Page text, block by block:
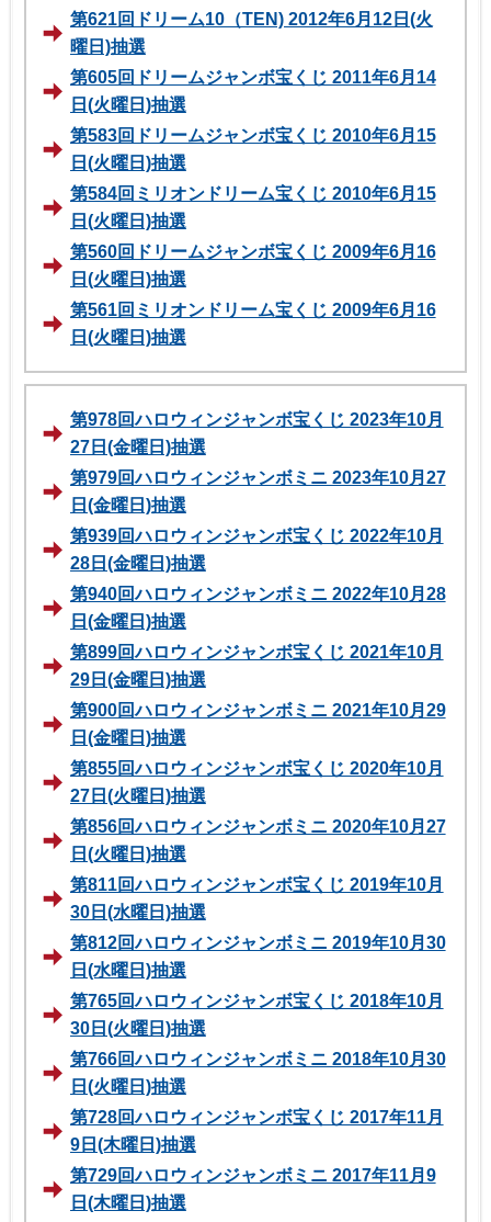
第621回ドリーム10（TEN) 2012年6月12日(火
曜日)抽選
第605回ドリームジャンボ宝くじ 2011年6月14
日(火曜日)抽選
第583回ドリームジャンボ宝くじ 2010年6月15
日(火曜日)抽選
第584回ミリオンドリーム宝くじ 2010年6月15
日(火曜日)抽選
第560回ドリームジャンボ宝くじ 2009年6月16
日(火曜日)抽選
第561回ミリオンドリーム宝くじ 2009年6月16
日(火曜日)抽選
第978回ハロウィンジャンボ宝くじ 2023年10月
27日(金曜日)抽選
第979回ハロウィンジャンボミニ 2023年10月27
日(金曜日)抽選
第939回ハロウィンジャンボ宝くじ 2022年10月
28日(金曜日)抽選
第940回ハロウィンジャンボミニ 2022年10月28
日(金曜日)抽選
第899回ハロウィンジャンボ宝くじ 2021年10月
29日(金曜日)抽選
第900回ハロウィンジャンボミニ 2021年10月29
日(金曜日)抽選
第855回ハロウィンジャンボ宝くじ 2020年10月
27日(火曜日)抽選
第856回ハロウィンジャンボミニ 2020年10月27
日(火曜日)抽選
第811回ハロウィンジャンボ宝くじ 2019年10月
30日(水曜日)抽選
第812回ハロウィンジャンボミニ 2019年10月30
日(水曜日)抽選
第765回ハロウィンジャンボ宝くじ 2018年10月
30日(火曜日)抽選
第766回ハロウィンジャンボミニ 2018年10月30
日(火曜日)抽選
第728回ハロウィンジャンボ宝くじ 2017年11月
9日(木曜日)抽選
第729回ハロウィンジャンボミニ 2017年11月9
日(木曜日)抽選